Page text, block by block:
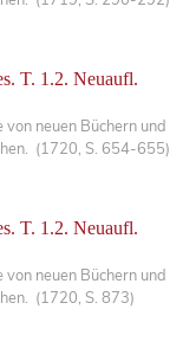
T. 1.2. Neuaufl.
neuen Büchern und
(1720, S. 654-655)
T. 1.2. Neuaufl.
neuen Büchern und
(1720, S. 873)